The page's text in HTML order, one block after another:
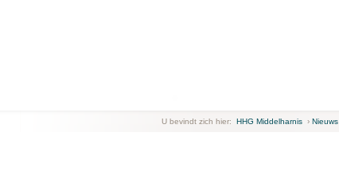
U bevindt zich hier: HHG Middelharnis › Nieuws